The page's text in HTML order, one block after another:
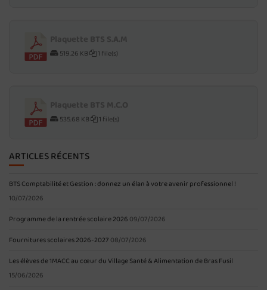
519.26 KB 1 file(s)
535.68 KB 1 file(s)
ARTICLES RÉCENTS
BTS Comptabilité et Gestion : donnez un élan à votre avenir professionnel !
10/07/2026
Programme de la rentrée scolaire 2026 09/07/2026
Fournitures scolaires 2026-2027 08/07/2026
Les élèves de 1MACC au cœur du Village Santé & Alimentation de Bras Fusil
15/06/2026